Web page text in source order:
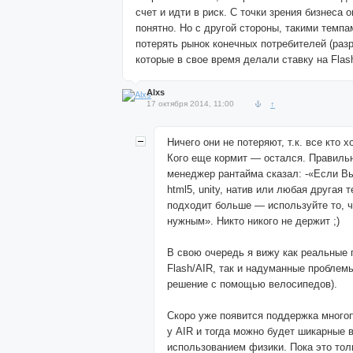
счет и идти в риск. С точки зрения бизнеса
понятно. Но с другой стороны, такими
потерять рынок конечных потребителей
которые в свое время делали ставку на
Alxs
17 октября 2014, 11:00 ↑
Ничего они не потеряют, т.к. все кто
Кого еще кормит — остался.
менеджер рантайма сказал: -«Если
html5, unity, натив или любая другая
подходит больше — используйте то,
нужным». Никто никого не держит ;)
В свою очередь я вижу как реальные
Flash/AIR, так и надуманные
решение с помощью велосипедов).
Скоро уже появится поддержка
у AIR и тогда можно будет шикарные
использованием физики. Пока это